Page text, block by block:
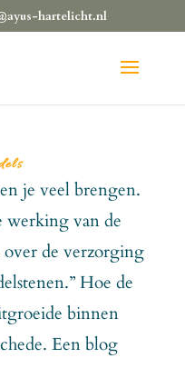
hartelicht.nl
je veel brengen.
werking van de
over de verzorging
Hoe de
binnen
Een blog